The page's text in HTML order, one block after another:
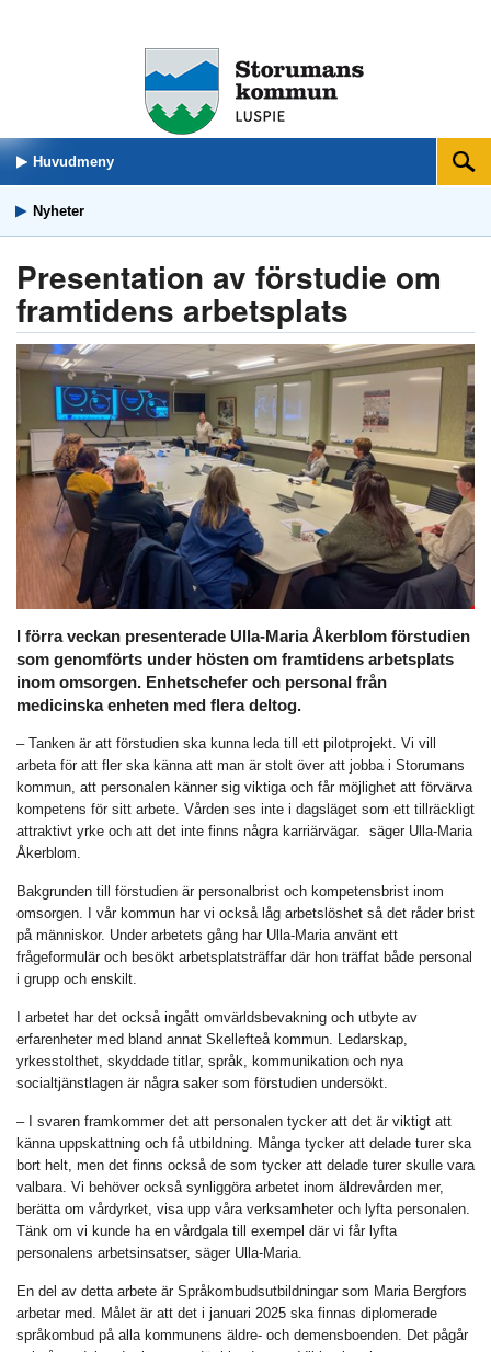
Huvudmeny Sök
Nyheter
Presentation av förstudie om
framtidens arbetsplats
I förra veckan presenterade Ulla-Maria Åkerblom förstudien
som genomförts under hösten om framtidens arbetsplats
inom omsorgen. Enhetschefer och personal från
medicinska enheten med flera deltog.
– Tanken är att förstudien ska kunna leda till ett pilotprojekt. Vi vill
arbeta för att fler ska känna att man är stolt över att jobba i Storumans
kommun, att personalen känner sig viktiga och får möjlighet att förvärva
kompetens för sitt arbete. Vården ses inte i dagsläget som ett tillräckligt
attraktivt yrke och att det inte finns några karriärvägar. säger Ulla-Maria
Åkerblom.
Bakgrunden till förstudien är personalbrist och kompetensbrist inom
omsorgen. I vår kommun har vi också låg arbetslöshet så det råder brist
på människor. Under arbetets gång har Ulla-Maria använt ett
frågeformulär och besökt arbetsplatsträffar där hon träffat både personal
i grupp och enskilt.
I arbetet har det också ingått omvärldsbevakning och utbyte av
erfarenheter med bland annat Skellefteå kommun. Ledarskap,
yrkesstolthet, skyddade titlar, språk, kommunikation och nya
socialtjänstlagen är några saker som förstudien undersökt.
– I svaren framkommer det att personalen tycker att det är viktigt att
känna uppskattning och få utbildning. Många tycker att delade turer ska
bort helt, men det finns också de som tycker att delade turer skulle vara
valbara. Vi behöver också synliggöra arbetet inom äldrevården mer,
berätta om vårdyrket, visa upp våra verksamheter och lyfta personalen.
Tänk om vi kunde ha en vårdgala till exempel där vi får lyfta
personalens arbetsinsatser, säger Ulla-Maria.
En del av detta arbete är Språkombudsutbildningar som Maria Bergfors
arbetar med. Målet är att det i januari 2025 ska finnas diplomerade
språkombud på alla kommunens äldre- och demensboenden. Det pågår